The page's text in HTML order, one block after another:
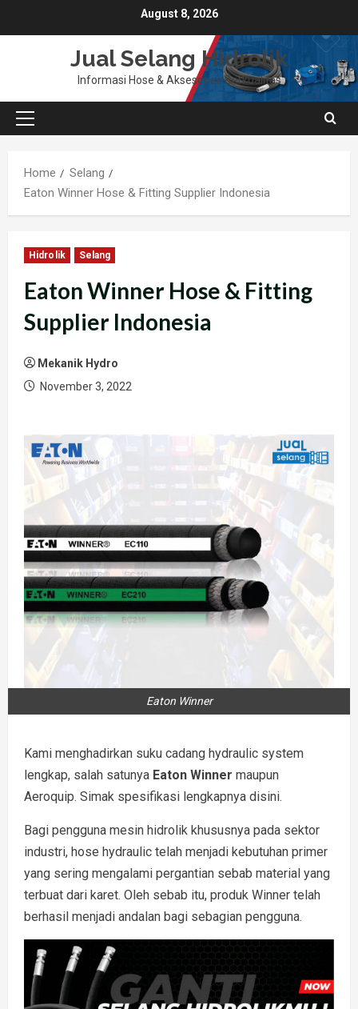
to
August 8, 2026
Jual Selang Hidrolik
Informasi Hose & Aksesories Berkualitas
Primary
Home
Selang
Eaton Winner Hose & Fitting Supplier Indonesia
Hidrolik Selang
Eaton Winner Hose & Fitting
Supplier Indonesia
Mekanik Hydro
November 3, 2022
Eaton Winner
Kami menghadirkan suku cadang hydraulic system
lengkap, salah satunya Eaton Winner maupun
Aeroquip. Simak spesifikasi lengkapnya disini.
Bagi pengguna mesin hidrolik khususnya pada sektor
industri, hose hydraulic telah menjadi kebutuhan primer
yang sering mengalami pergantian sebab material yang
terbuat dari karet. Oleh sebab itu, produk Winner telah
berhasil menjadi andalan bagi sebagian pengguna.